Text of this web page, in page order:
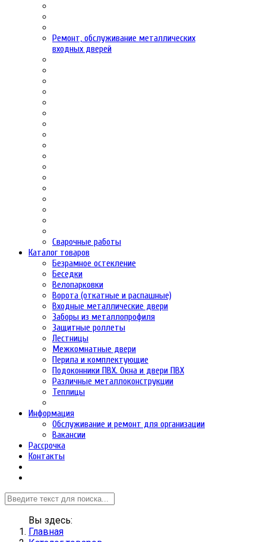
Ремонт, обслуживание металлических
входных дверей
Сварочные работы
Каталог товаров
Безрамное остекление
Беседки
Велопарковки
Ворота (откатные и распашные)
Входные металлические двери
Заборы из металлопрофиля
Защитные роллеты
Лестницы
Межкомнатные двери
Перила и комплектующие
Подоконники ПВХ. Окна и двери ПВХ
Различные металлоконструкции
Теплицы
Информация
Обслуживание и ремонт для организации
Вакансии
Рассрочка
Контакты
Вы здесь:
Главная